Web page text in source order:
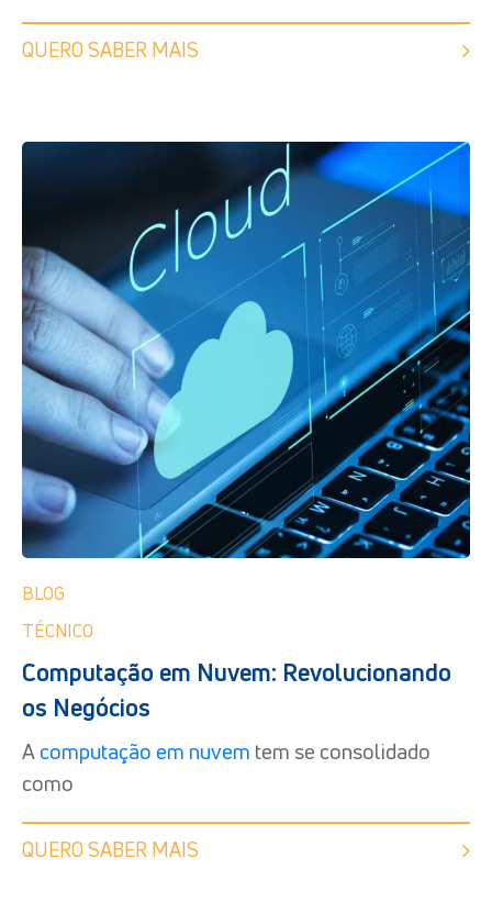
QUERO SABER MAIS
BLOG
TÉCNICO
Computação em Nuvem: Revolucionando
os Negócios
Acomputação em nuvem tem se consolidado
como
QUERO SABER MAIS